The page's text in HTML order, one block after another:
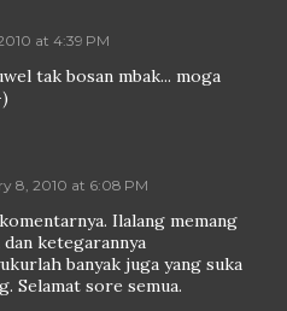
at 4:39 PM
tak bosan mbak... moga
8, 2010 at 6:08 PM
Ilalang memang
ketegarannya
banyak juga yang suka
Selamat sore semua.